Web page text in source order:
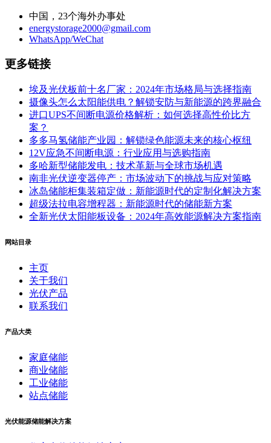
中国，23个海外办事处
energystorage2000@gmail.com
WhatsApp/WeChat
更多链接
埃及光伏板前十名厂家：2024年市场格局与选择指南
摄像头怎么太阳能供电？解锁安防与新能源的跨界融合
进口UPS不间断电源价格解析：如何选择高性价比方
案？
多多马氢储能产业园：解锁绿色能源未来的核心枢纽
12V应急不间断电源：行业应用与选购指南
多哈新型储能发电：技术革新与全球市场机遇
南非光伏逆变器停产：市场波动下的挑战与应对策略
冰岛储能柜集装箱定做：新能源时代的定制化解决方案
超级法拉电容增程器：新能源时代的储能新方案
全新光伏太阳能板设备：2024年高效能源解决方案指南
网站目录
主页
关于我们
光伏产品
联系我们
产品大类
家庭储能
商业储能
工业储能
站点储能
光伏能源储能解决方案